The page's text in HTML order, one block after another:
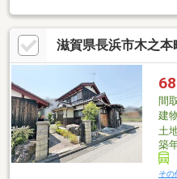
築未登記部分あり ■建物再建築
す ■設備：公営水道、側溝、汚
滋賀県長浜市木之
間
建
土
築
その